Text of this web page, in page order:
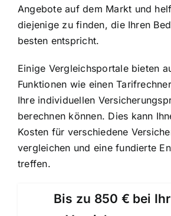
Angebote auf dem Markt und
diejenige zu finden, die Ihren
besten entspricht.
Einige Vergleichsportale bieten
Funktionen wie einen
Ihre individuellen
berechnen können. Dies kann
Kosten für verschiedene
vergleichen und eine fundierte
treffen.
Bis zu 850 € bei